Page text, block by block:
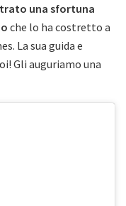
una sfortuna
che lo ha costretto a
La sua guida e
Gli auguriamo una